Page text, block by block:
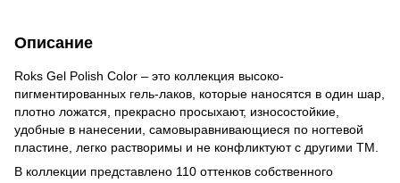
Описание
Roks Gel Polish Color – это коллекция высоко-
пигментированных гель-лаков, которые наносятся в один шар,
плотно ложатся, прекрасно просыхают, износостойкие,
удобные в нанесении, самовыравнивающиеся по ногтевой
пластине, легко растворимы и не конфликтуют с другими ТМ.
В коллекции представлено 110 оттенков собственного